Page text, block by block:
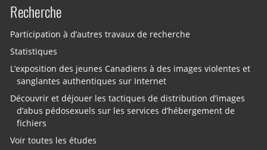
Recherche
Participation à d’autres travaux de recherche
Statistiques
L’exposition des jeunes Canadiens à des images violentes et
sanglantes authentiques sur Internet
Découvrir et déjouer les tactiques de distribution d’images
d’abus pédosexuels sur les services d’hébergement de
fichiers
Voir toutes les études